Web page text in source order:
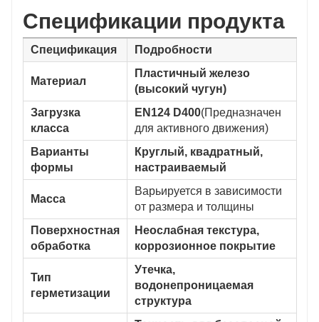
Спецификации продукта
Спецификация Подробности
Материал
Пластичный железо
(высокий чугун)
Загрузка
класса
EN124 D400(Предназначен
для активного движения)
Варианты
формы
Круглый, квадратный,
настраиваемый
Масса
Варьируется в зависимости
от размера и толщины
Поверхностная
обработка
Неослабная текстура,
коррозионное покрытие
Тип
герметизации
Утечка,
водонепроницаемая
структура